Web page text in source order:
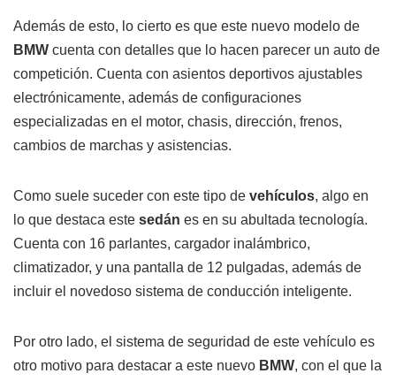
Además de esto, lo cierto es que este nuevo modelo de
BMW cuenta con detalles que lo hacen parecer un auto de
competición. Cuenta con asientos deportivos ajustables
electrónicamente, además de configuraciones
especializadas en el motor, chasis, dirección, frenos,
cambios de marchas y asistencias.
Como suele suceder con este tipo de vehículos, algo en
lo que destaca este sedán es en su abultada tecnología.
Cuenta con 16 parlantes, cargador inalámbrico,
climatizador, y una pantalla de 12 pulgadas, además de
incluir el novedoso sistema de conducción inteligente.
Por otro lado, el sistema de seguridad de este vehículo es
otro motivo para destacar a este nuevo BMW, con el que la